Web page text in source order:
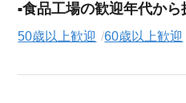
食品工場の歓迎年代から
50歳以上歓迎 60歳以上歓迎